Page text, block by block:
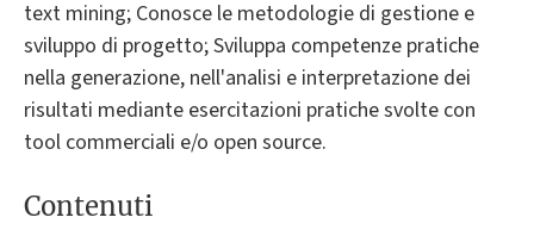
text mining; Conosce le metodologie di gestione e
sviluppo di progetto; Sviluppa competenze pratiche
nella generazione, nell'analisi e interpretazione dei
risultati mediante esercitazioni pratiche svolte con
tool commerciali e/o open source.
Contenuti